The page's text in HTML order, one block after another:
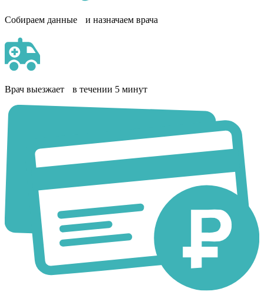
Собираем данные и назначаем врача
Врач выезжает в течении 5 минут